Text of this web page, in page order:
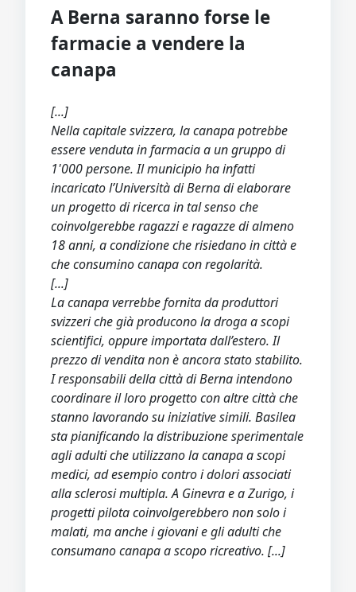
A Berna saranno forse le
farmacie a vendere la
canapa
[...]
Nella capitale svizzera, la canapa potrebbe
essere venduta in farmacia a un gruppo di
1'000 persone. Il municipio ha infatti
incaricato l’Università di Berna di elaborare
un progetto di ricerca in tal senso che
coinvolgerebbe ragazzi e ragazze di almeno
18 anni, a condizione che risiedano in città e
che consumino canapa con regolarità.
[...]
La canapa verrebbe fornita da produttori
svizzeri che già producono la droga a scopi
scientifici, oppure importata dall’estero. Il
prezzo di vendita non è ancora stato stabilito.
I responsabili della città di Berna intendono
coordinare il loro progetto con altre città che
stanno lavorando su iniziative simili. Basilea
sta pianificando la distribuzione sperimentale
agli adulti che utilizzano la canapa a scopi
medici, ad esempio contro i dolori associati
alla sclerosi multipla. A Ginevra e a Zurigo, i
progetti pilota coinvolgerebbero non solo i
malati, ma anche i giovani e gli adulti che
consumano canapa a scopo ricreativo. [...]